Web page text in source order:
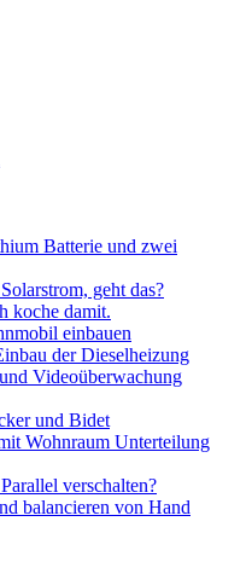
Batterie und zwei
geht das?
koche damit.
einbauen
der Dieselheizung
Videoüberwachung
und Bidet
Wohnraum Unterteilung
verschalten?
balancieren von Hand